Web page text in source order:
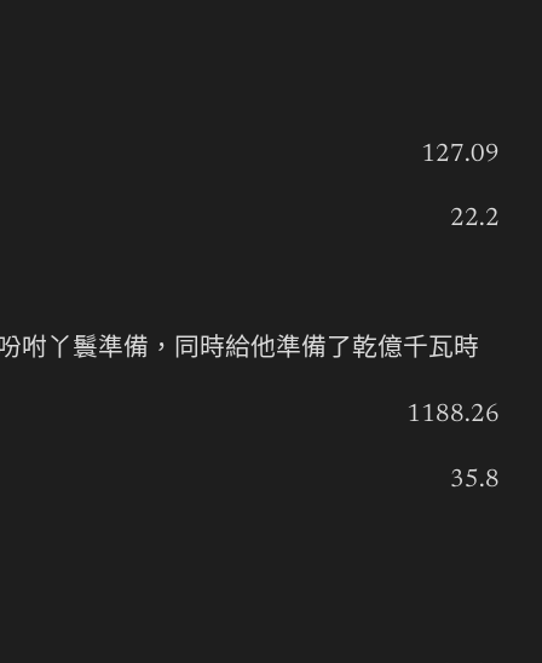
127.09
22.2
咐丫鬟準備，同時給他準備了乾億千瓦時
1188.26
35.8